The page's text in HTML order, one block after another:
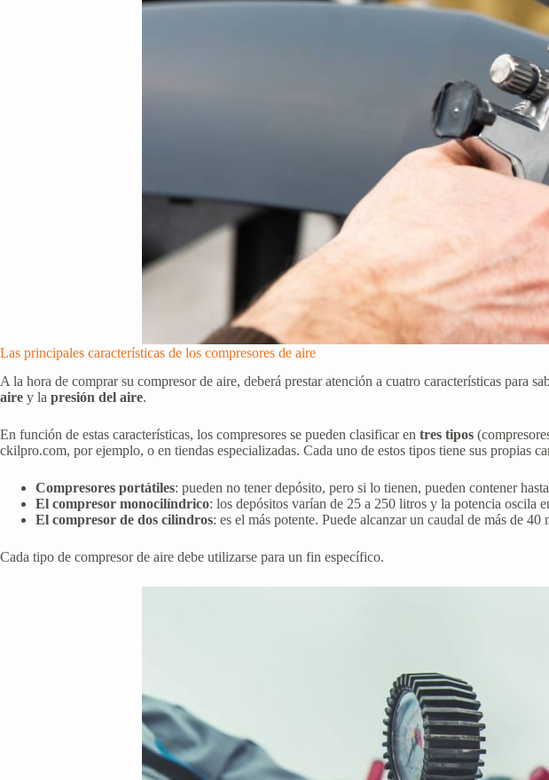
Las principales características de los compresores de aire
A la hora de comprar su compresor de aire, deberá prestar atención a cuatro características para
aire y la presión del aire.
En función de estas características, los compresores se pueden clasificar en tres tipos
ckilpro.com, por ejemplo, o en tiendas especializadas. Cada uno de estos tipos tiene sus propias
Compresores portátiles: pueden no tener depósito, pero si lo tienen, pueden contener
El compresor monocilíndrico: los depósitos varían de 25 a 250 litros y la potencia oscila
El compresor de dos cilindros: es el más potente. Puede alcanzar un caudal de más de
Cada tipo de compresor de aire debe utilizarse para un fin específico.